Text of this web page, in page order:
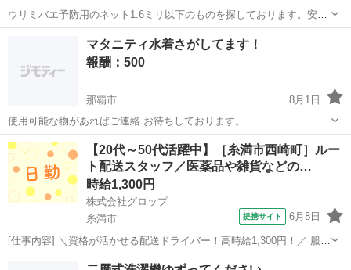
ウリミバエ予防用のネット1.6ミリ以下のものを探しております。安く
で譲っていただけないでしょうか？
赤嶺駅 買いたい/ください
マタニティ水着さがしてます！
報酬：500
那覇市
8月1日
使用可能な物があればご連絡 お待ちしております。
沖縄 那覇市 買いたい/ください
【20代～50代活躍中】［糸満市西崎町］ルー
ト配送スタッフ／医薬品や雑貨などの…
時給1,300円
株式会社グロップ
糸満市
提携サイト 6月8日
[仕事内容] ＼資格が活かせる配送ドライバー！高時給1,300円！／ 服装
自由で、動きやすいお好きな私服での勤務が可能です◎ 作業中に、い
工場